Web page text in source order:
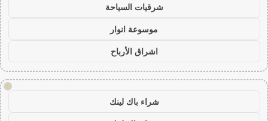
شرقيات السياحة
موسوعة انوار
اشراق الأرباح
!
شراء باك لينك